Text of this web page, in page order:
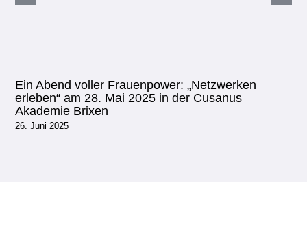
Ein Abend voller Frauenpower: „Netzwerken
erleben“ am 28. Mai 2025 in der Cusanus
Akademie Brixen
26. Juni 2025